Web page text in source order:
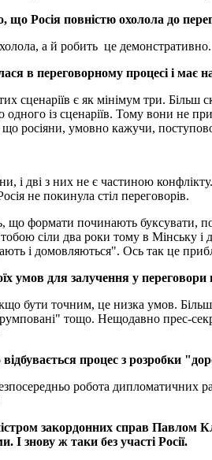
що Росія повністю охолола до
а й робить це демонстративно.
в переговорному процесі і має
сценаріїв є як мінімум три.
одного із сценаріїв. Тому вони не
росіяни, умовно кажучи,
і дві з них не є частиною
не покинула стіл переговорів.
що формати починають буксувати,
сіли два роки тому в Мінську і
і домовляються". Ось так це
умов для залучення у переговори
бути точним, це низка умов.
тощо. Нещодавно прес-
процес з розробки
робота дипломатичних
закордонних справ Павлом
І знову ж таки без участі Росії.